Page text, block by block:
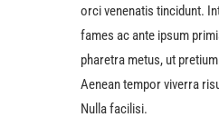
orci venenatis tincidunt.
fames ac ante ipsum
pharetra metus, ut
Aenean tempor viverra
Nulla facilisi.